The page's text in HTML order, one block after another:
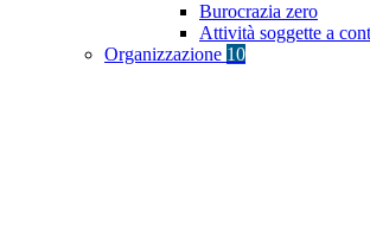
Burocrazia zero
Attività soggette a
Organizzazione 10